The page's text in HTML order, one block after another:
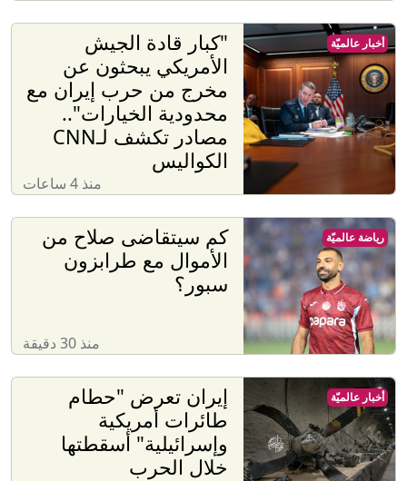
"كبار قادة الجيش
الأمريكي يبحثون عن
مخرج من حرب إيران مع
محدودية الخيارات"..
مصادر تكشف لـCNN
الكواليس
منذ 4 ساعات
أخبار عالميّة
كم سيتقاضى صلاح من
الأموال مع طرابزون
سبور؟
منذ 30 دقيقة
رياضة عالميّة
إيران تعرض "حطام
طائرات أمريكية
وإسرائيلية" أسقطتها
خلال الحرب
أخبار عالميّة